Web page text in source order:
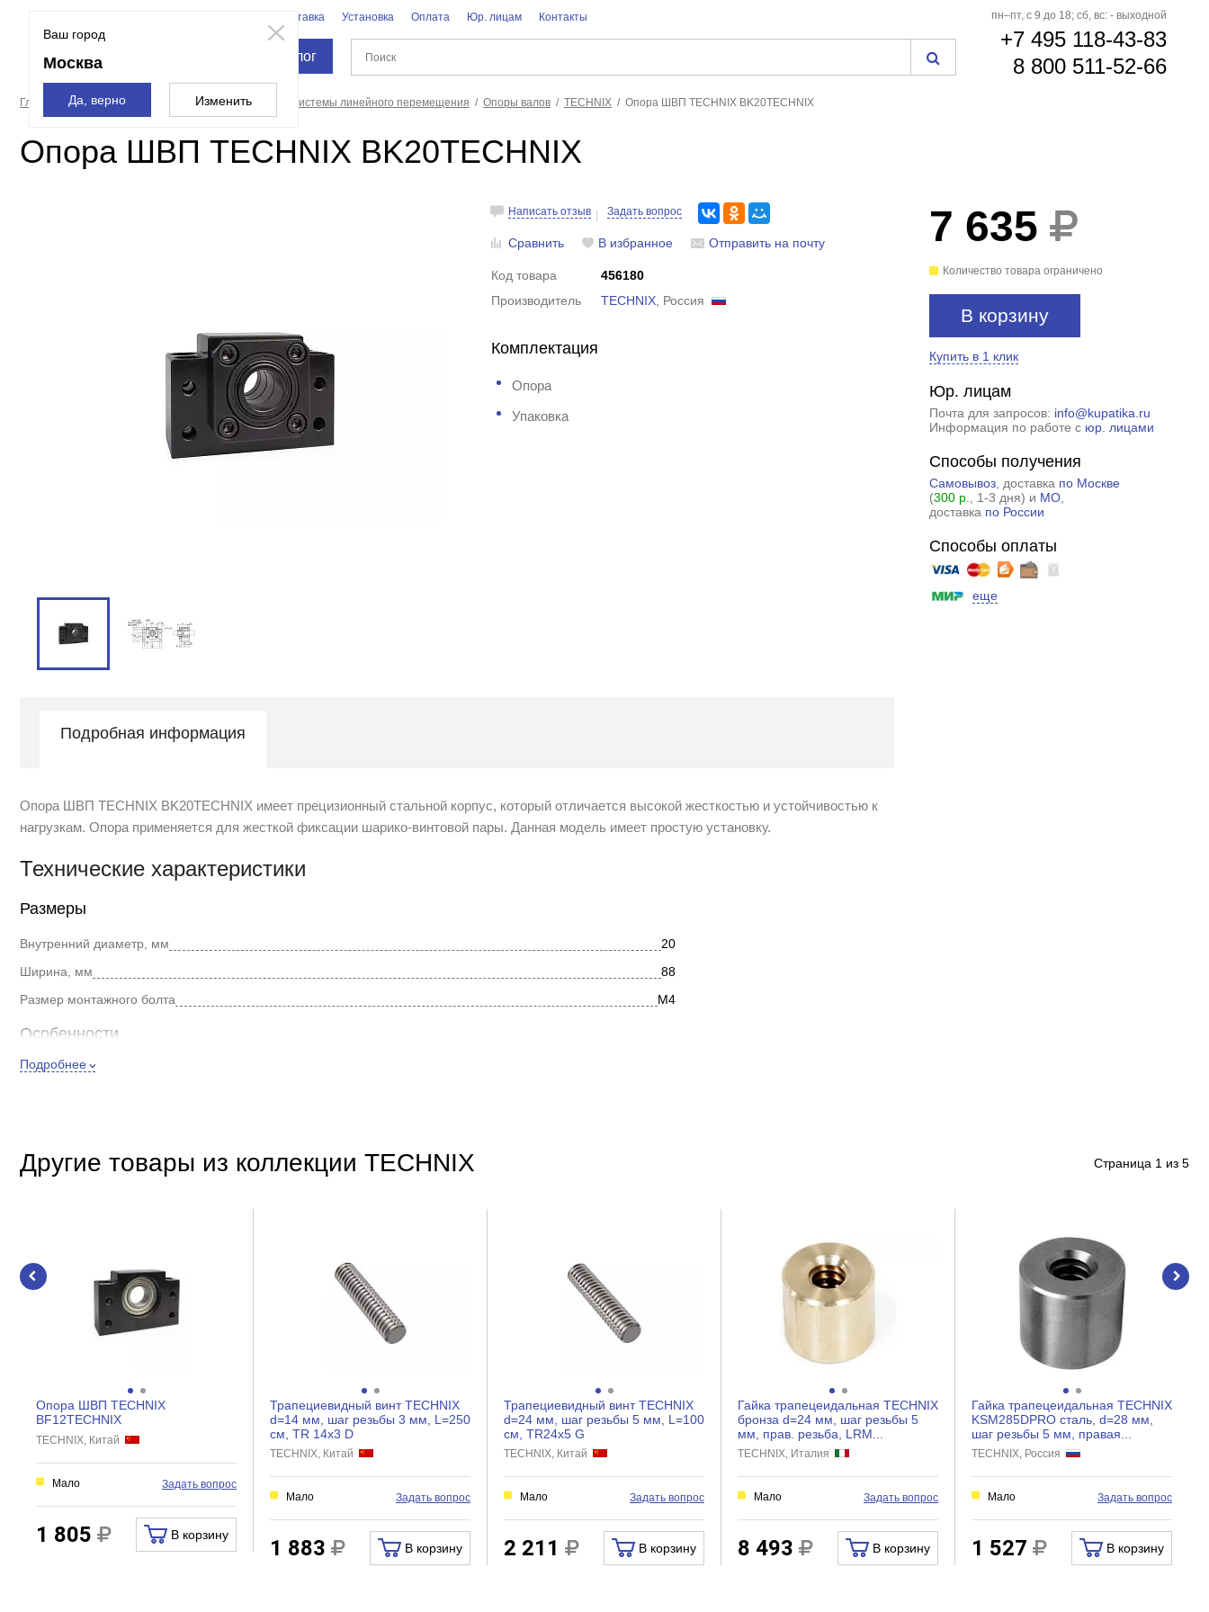
Ваш город
Москва
Да, верно Изменить
Доставка Установка Оплата Юр. лицам Контакты
Каталог
пн–пт, с 9 до 18; сб, вс: - выходной
+7 495 118-43-83
8 800 511-52-66
Главная страница Промышленные компоненты Системы линейного перемещения Опоры валов TECHNIX Опора ШВП TECHNIX BK20TEСHNIX
Опора ШВП TECHNIX BK20TEСHNIX
Написать отзыв Задать вопрос
Сравнить В избранное Отправить на почту
Код товара
456180
Производитель
TECHNIX , Россия
Комплектация
Опора
Упаковка
7 635
Количество товара ограничено
В корзину
Купить в 1 клик
Юр. лицам
Почта для запросов: info@kupatika.ru
Информация по работе с юр. лицами
Способы получения
Самовывоз, доставка по Москве
(300 р. , 1-3 дня) и МО,
доставка по России
Способы оплаты
еще
Подробная информация
Опора ШВП TECHNIX BK20TEСHNIX имеет прецизионный стальной корпус, который отличается высокой жесткостью и устойчивостью к
нагрузкам. Опора применяется для жесткой фиксации шарико-винтовой пары. Данная модель имеет простую установку.
Технические характеристики
Размеры
Внутренний диаметр, мм
20
Ширина, мм
88
Размер монтажного болта
М4
Особенности
Материал
Фланец
Подробнее
Другие товары из коллекции TECHNIX Страница 1 из 5
Опора ШВП TECHNIX
BF12TEСHNIX
TECHNIX, Китай
Мало Задать вопрос
1 805 В корзину
Трапециевидный винт TECHNIX
d=14 мм, шаг резьбы 3 мм, L=250
см, TR 14х3 D
TECHNIX, Китай
Мало Задать вопрос
1 883 В корзину
Трапециевидный винт TECHNIX
d=24 мм, шаг резьбы 5 мм, L=100
см, TR24х5 G
TECHNIX, Китай
Мало Задать вопрос
2 211 В корзину
Гайка трапецеидальная TECHNIX
бронза d=24 мм, шаг резьбы 5
мм, прав. резьба, LRM...
TECHNIX, Италия
Мало Задать вопрос
8 493 В корзину
Гайка трапецеидальная TECHNIX
KSM285DPRO сталь, d=28 мм,
шаг резьбы 5 мм, правая...
TECHNIX, Россия
Мало Задать вопрос
1 527 В корзину